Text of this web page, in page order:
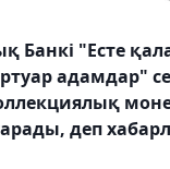
Банкі "Есте
адамдар"
деп